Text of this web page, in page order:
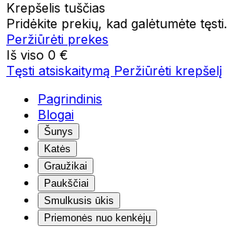
Krepšelis tuščias
Pridėkite prekių, kad galėtumėte tęsti.
Peržiūrėti prekes
Iš viso 0 €
Tęsti atsiskaitymą Peržiūrėti krepšelį
Pagrindinis
Blogai
Šunys
Katės
Graužikai
Paukščiai
Smulkusis ūkis
Priemonės nuo kenkėjų